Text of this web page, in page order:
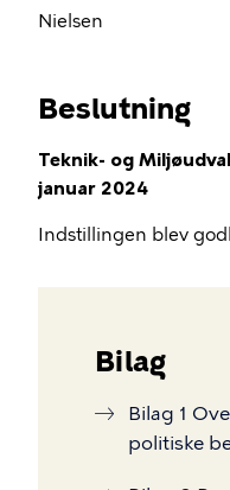
Nielsen
Beslutning
Teknik- og
januar 2024
Indstillingen blev
Bilag
Bilag 1
politiske